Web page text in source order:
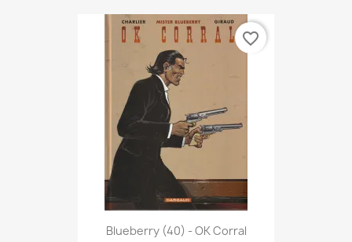
Blueberry (40) - OK Corral
favorite_border